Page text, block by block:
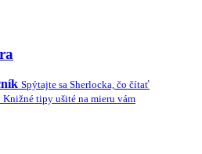
Spýtajte sa Sherlocka, čo čítať
Knižné tipy ušité na mieru vám